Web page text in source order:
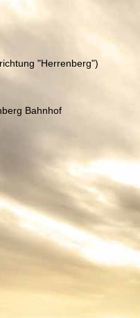
"Herrenberg")
Bahnhof